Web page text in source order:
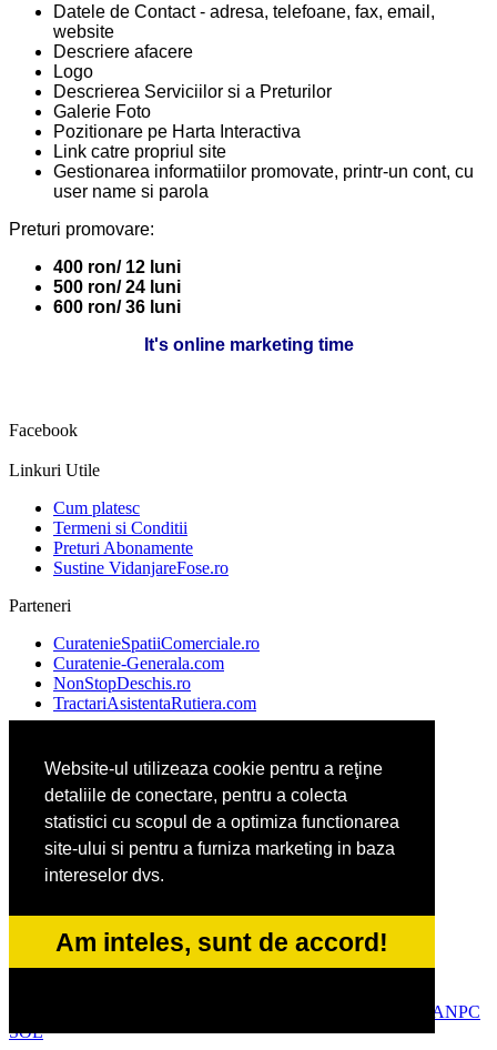
Website-ul utilizeaza cookie pentru a reţine
detaliile de conectare, pentru a colecta
statistici cu scopul de a optimiza functionarea
site-ului si pentru a furniza marketing in baza
intereselor dvs.
Am inteles, sunt de accord!
Datele de Contact - adresa, telefoane, fax, email,
website
Descriere afacere
Logo
Descrierea Serviciilor si a Preturilor
Galerie Foto
Pozitionare pe Harta Interactiva
Link catre propriul site
Gestionarea informatiilor promovate, printr-un cont, cu
user name si parola
Preturi promovare:
400 ron/ 12 luni
500 ron/ 24 luni
600 ron/ 36 luni
It's online marketing time
Facebook
Linkuri Utile
Cum platesc
Termeni si Conditii
Preturi Abonamente
Sustine VidanjareFose.ro
Parteneri
CuratenieSpatiiComerciale.ro
Curatenie-Generala.com
NonStopDeschis.ro
TractariAsistentaRutiera.com
AgentiiFunerare.com
CentraleBoilere.ro
DresajCaine.ro
Pergole-Rulouri-Copertine.ro
Alpinist-Utilitar.com
Birouri-Cadastru.ro
FirmaTractariAuto.ro
Service-Reparatii.com
ANPC
SOL